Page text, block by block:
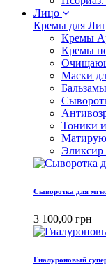
Лицо
Кремы для
Кремы
Кремы
Маски
Тоники
Эликсир
Сыворотка для
3 100,00 грн
Гиалуроновый